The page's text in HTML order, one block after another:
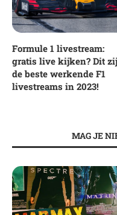
Formule 1 livestream:
gratis live kijken? Dit
de beste werkende F1
livestreams in 2023!
MAG JE